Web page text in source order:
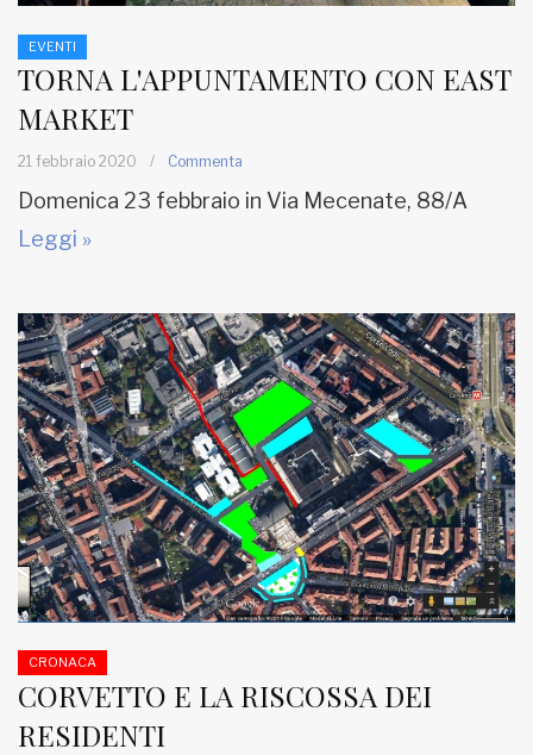
EVENTI
TORNA L'APPUNTAMENTO CON EAST
MARKET
21 febbraio 2020 / Commenta
Domenica 23 febbraio in Via Mecenate, 88/A
Leggi »
CRONACA
CORVETTO E LA RISCOSSA DEI
RESIDENTI